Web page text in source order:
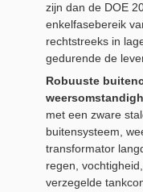
zijn dan de DOE
enkelfasebereik
rechtstreeks in
gedurende de
Robuuste
met een zware
buitensysteem,
transformator
regen,
verzegelde